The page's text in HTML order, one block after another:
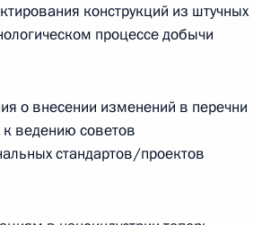
конструкций из штучных
процессе добычи
о внесении изменений в перечни
к ведению советов
стандартов/проектов